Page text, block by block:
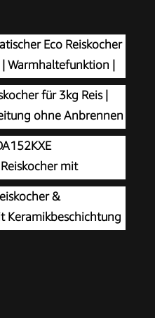
Eco Reiskocher
Warmhaltefunktion |
|
Messbecher |
| RCE-
für 3kg Reis |
ohne Anbrennen
| inkl. Messbecher
mit Antihaft |
| PC RK 1285
mit
Liter, 8 Tassen, Fuzzy-
BPA-frei,
&
Keramikbeschichtung